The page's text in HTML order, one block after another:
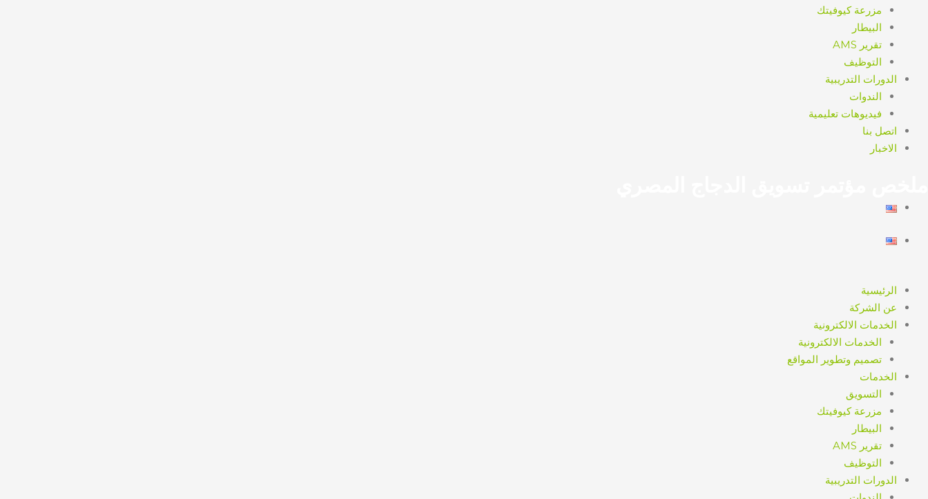
مزرعة كيوفيتك
البيطار
تقرير AMS
التوظيف
الدورات التدريبية
الندوات
فيديوهات تعليمية
اتصل بنا
الاخبار
الرئيسية
عن الشركة
الخدمات الالكترونية
الخدمات الالكترونية
تصميم وتطوير المواقع
الخدمات
التسويق
مزرعة كيوفيتك
البيطار
تقرير AMS
التوظيف
الدورات التدريبية